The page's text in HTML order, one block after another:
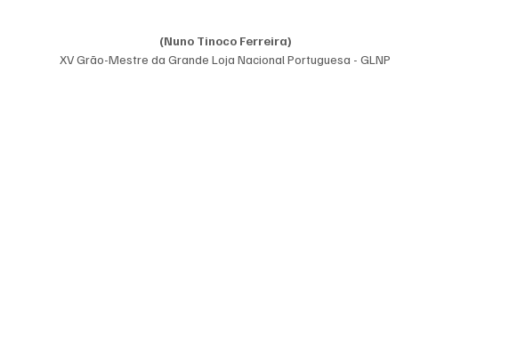
(Nuno Tinoco Ferreira)
XV Grão-Mestre da Grande Loja Nacional Portuguesa - GLNP